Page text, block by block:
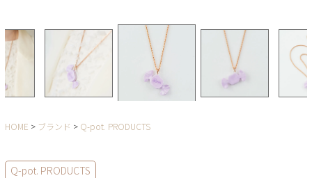
HOME ブランド Q-pot. PRODUCTS
Q-pot. PRODUCTS